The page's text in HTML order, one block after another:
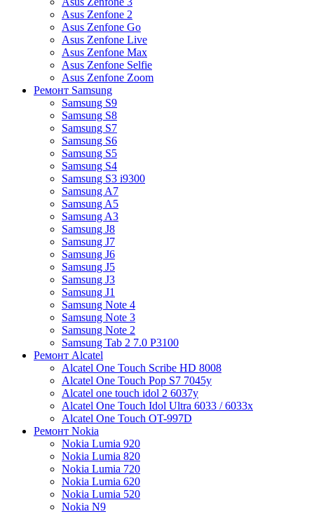
Asus Zenfone 2
Asus Zenfone Go
Asus Zenfone Live
Asus Zenfone Max
Asus Zenfone Selfie
Asus Zenfone Zoom
Ремонт Samsung
Samsung S9
Samsung S8
Samsung S7
Samsung S6
Samsung S5
Samsung S4
Samsung S3 i9300
Samsung A7
Samsung A5
Samsung A3
Samsung J8
Samsung J7
Samsung J6
Samsung J5
Samsung J3
Samsung J1
Samsung Note 4
Samsung Note 3
Samsung Note 2
Samsung Tab 2 7.0 P3100
Ремонт Alcatel
Alcatel One Touch Scribe HD 8008
Alcatel One Touch Pop S7 7045y
Alcatel one touch idol 2 6037y
Alcatel One Touch Idol Ultra 6033 / 6033x
Alcatel One Touch OT-997D
Ремонт Nokia
Nokia Lumia 920
Nokia Lumia 820
Nokia Lumia 720
Nokia Lumia 620
Nokia Lumia 520
Nokia N9